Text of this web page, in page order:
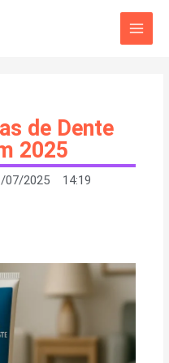
Main
de Dente
2025
07/2025 14:19